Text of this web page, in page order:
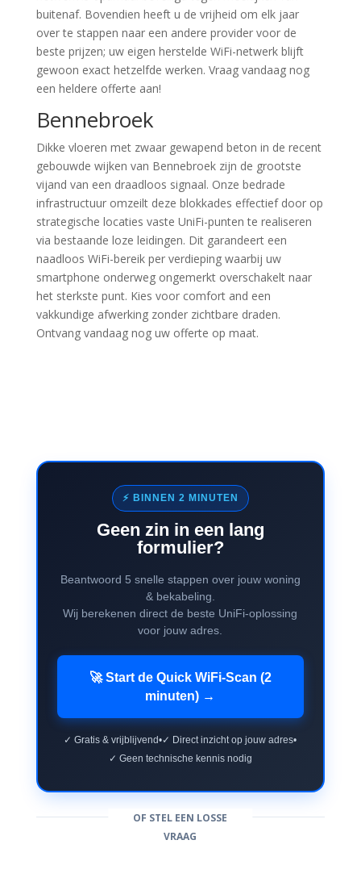
buitenaf. Bovendien heeft u de vrijheid om elk jaar
over te stappen naar een andere provider voor de
beste prijzen; uw eigen herstelde WiFi-netwerk blijft
gewoon exact hetzelfde werken. Vraag vandaag nog
een heldere offerte aan!
Bennebroek
Dikke vloeren met zwaar gewapend beton in de recent
gebouwde wijken van Bennebroek zijn de grootste
vijand van een draadloos signaal. Onze bedrade
infrastructuur omzeilt deze blokkades effectief door op
strategische locaties vaste UniFi-punten te realiseren
via bestaande loze leidingen. Dit garandeert een
naadloos WiFi-bereik per verdieping waarbij uw
smartphone onderweg ongemerkt overschakelt naar
het sterkste punt. Kies voor comfort and een
vakkundige afwerking zonder zichtbare draden.
Ontvang vandaag nog uw offerte op maat.
⚡ BINNEN 2 MINUTEN
Geen zin in een lang
formulier?
Beantwoord 5 snelle stappen over jouw woning
& bekabeling.
Wij berekenen direct de beste UniFi-oplossing
voor jouw adres.
🚀 Start de Quick WiFi-Scan (2
minuten) →
✓ Gratis & vrijblijvend•✓ Direct inzicht op jouw adres•
✓ Geen technische kennis nodig
OF STEL EEN LOSSE
VRAAG